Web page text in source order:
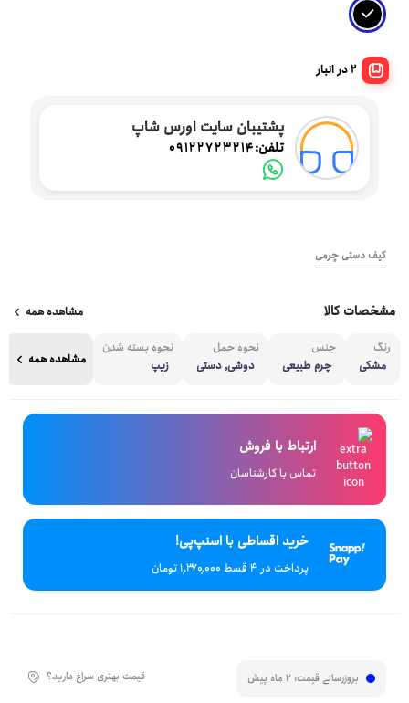
2 در انبار
پشتیبان سایت اورس شاپ
تلفن:09122723214
کیف دستی چرمی
مشخصات کالا مشاهده همه
رنگ
مشکی
جنس
چرم طبیعی
نحوه حمل
دوشی, دستی
نحوه بسته شدن
زیپ
مشاهده همه
ارتباط با فروش
تماس با کارشناسان
خرید اقساطی با اسنپ‌پی!
پرداخت در 4 قسط ۱٬۳۷۰٬۰۰۰ تومان
بروزرسانی قیمت: 2 ماه پیش قیمت بهتری سراغ دارید؟